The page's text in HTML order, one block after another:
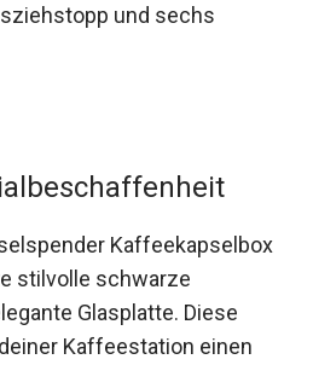
und sechs
Kaffeekapselbox
stilvolle schwarze
Glasplatte. Diese
Kaffeestation einen